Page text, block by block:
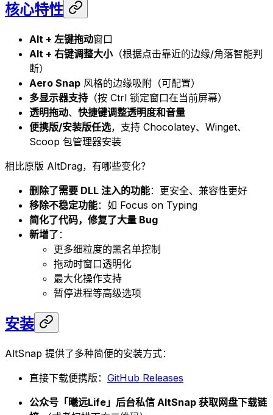
核心特性
Alt + 左键拖动窗口
Alt + 右键调整大小（根据点击靠近的边缘/角落智能判
断）
Aero Snap 风格的边缘吸附（可配置）
多显示器支持 （按 Ctrl 锁定窗口在当前屏幕）
透明拖动、 快捷键调整透明度和音量
便携版/安装版任选，支持 Chocolatey、Winget、
Scoop 包管理器安装
相比原版 AltDrag，有哪些变化？
删除了需要 DLL 注入的功能：更安全、兼容性更好
移除不稳定功能：如 Focus on Typing
简化了代码，修复了大量 Bug
新增了 ：
更多细粒度的黑名单控制
拖动时窗口透明化
最大化操作支持
暂停进程等高级选项
安装
AltSnap 提供了多种简便的安装方式：
直接下载便携版： GitHub Releases
公众号「曦远Life」后台私信 AltSnap 获取网盘下载链